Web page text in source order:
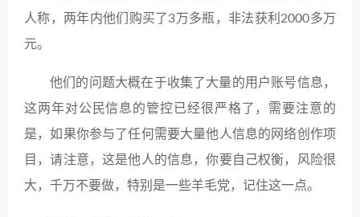
人称，两年内他们购买了3万多瓶，非法获利2000多万
元。
他们的问题大概在于收集了大量的用户账号信息，
这两年对公民信息的管控已经很严格了，需要注意的
是，如果你参与了任何需要大量他人信息的网络创作项
目，请注意，这是他人的信息，你要自己权衡，风险很
大，千万不要做，特别是一些羊毛党，记住这一点。